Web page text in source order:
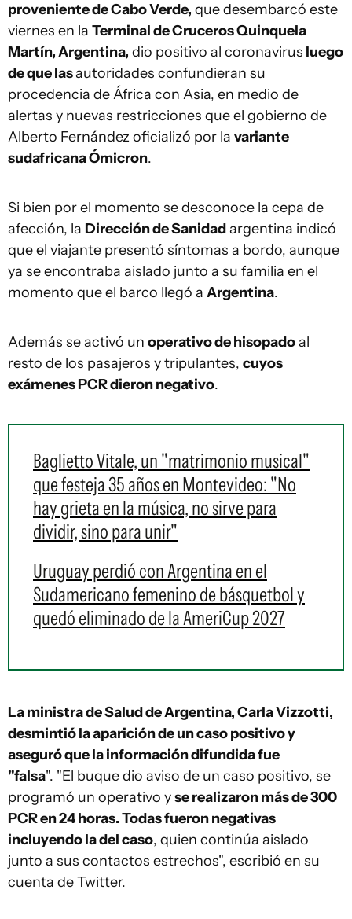
proveniente de Cabo Verde, que desembarcó este
viernes en la Terminalde Cruceros Quinquela
Martín, Argentina, dio positivo al coronavirus luego
de que lasautoridades confundieran su
procedencia de África con Asia, en medio de
alertas y nuevas restricciones que el gobierno de
Alberto Fernández oficializó por la variante
sudafricana Ómicron.
Si bien por el momento se desconoce la cepa de
afección, la Dirección de Sanidadargentina indicó
que el viajante presentó síntomas a bordo, aunque
ya se encontraba aislado junto a su familia en el
momento que el barco llegó a Argentina.
Además se activó un operativo de hisopadoal
resto de los pasajeros y tripulantes, cuyos
exámenes PCR dieron negativo.
Baglietto Vitale, un "matrimonio musical"
que festeja 35 años en Montevideo: "No
hay grieta en la música, no sirve para
dividir, sino para unir"
Uruguay perdió con Argentina en el
Sudamericano femenino de básquetbol y
quedó eliminado de la AmeriCup 2027
La ministra de Salud de Argentina, Carla Vizzotti,
desmintió la aparición de un caso positivo y
aseguró que la información difundida fue
"falsa". "El buque dio aviso de un caso positivo, se
programó un operativo yse realizaron más de 300
PCR en 24 horas. Todas fueron negativas
incluyendo la del caso, quien continúa aislado
junto a sus contactos estrechos", escribió en su
cuenta de Twitter.